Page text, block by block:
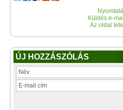
Küldés e-
Az oldal
ÚJ HOZZÁSZÓLÁS